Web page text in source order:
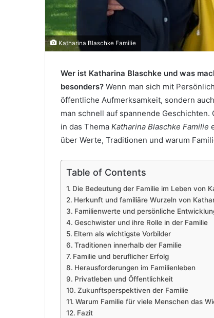
Katharina Blaschke Familie
Wer ist Katharina Blaschke und was
besonders? Wenn man sich mit
öffentliche Aufmerksamkeit, sondern
man schnell auf spannende
in das Thema Katharina Blaschke Familie
über Werte, Traditionen und warum
Table of Contents
Die Bedeutung der Familie im Leben von
Herkunft und familiäre Wurzeln von
Familienwerte und persönliche
Geschwister und ihre Rolle in der Familie
Eltern als wichtigste Vorbilder
Traditionen innerhalb der Familie
Familie und beruflicher Erfolg
Herausforderungen im Familienleben
Privatleben und Öffentlichkeit
Zukunftsperspektiven der Familie
Warum Familie für viele Menschen das
Fazit